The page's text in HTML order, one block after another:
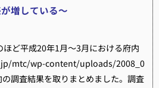
増している〜
ど平成20年1月～3月における府内
mtc/wp-content/uploads/2008_0
調査結果を取りまとめました。調査